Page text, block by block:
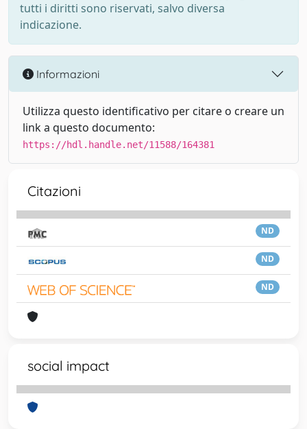
tutti i diritti sono riservati, salvo diversa
indicazione.
Informazioni
Utilizza questo identificativo per citare o creare un
link a questo documento:
https://hdl.handle.net/11588/164381
Citazioni
ND
ND
ND
social impact